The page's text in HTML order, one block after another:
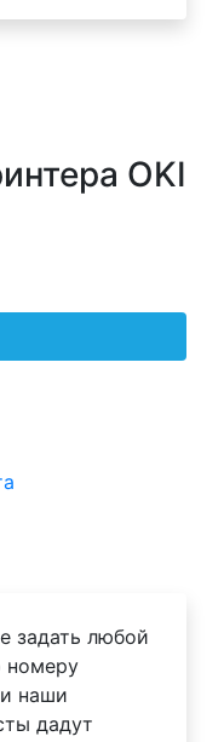
OKI
задать любой
номеру
наши
дадут